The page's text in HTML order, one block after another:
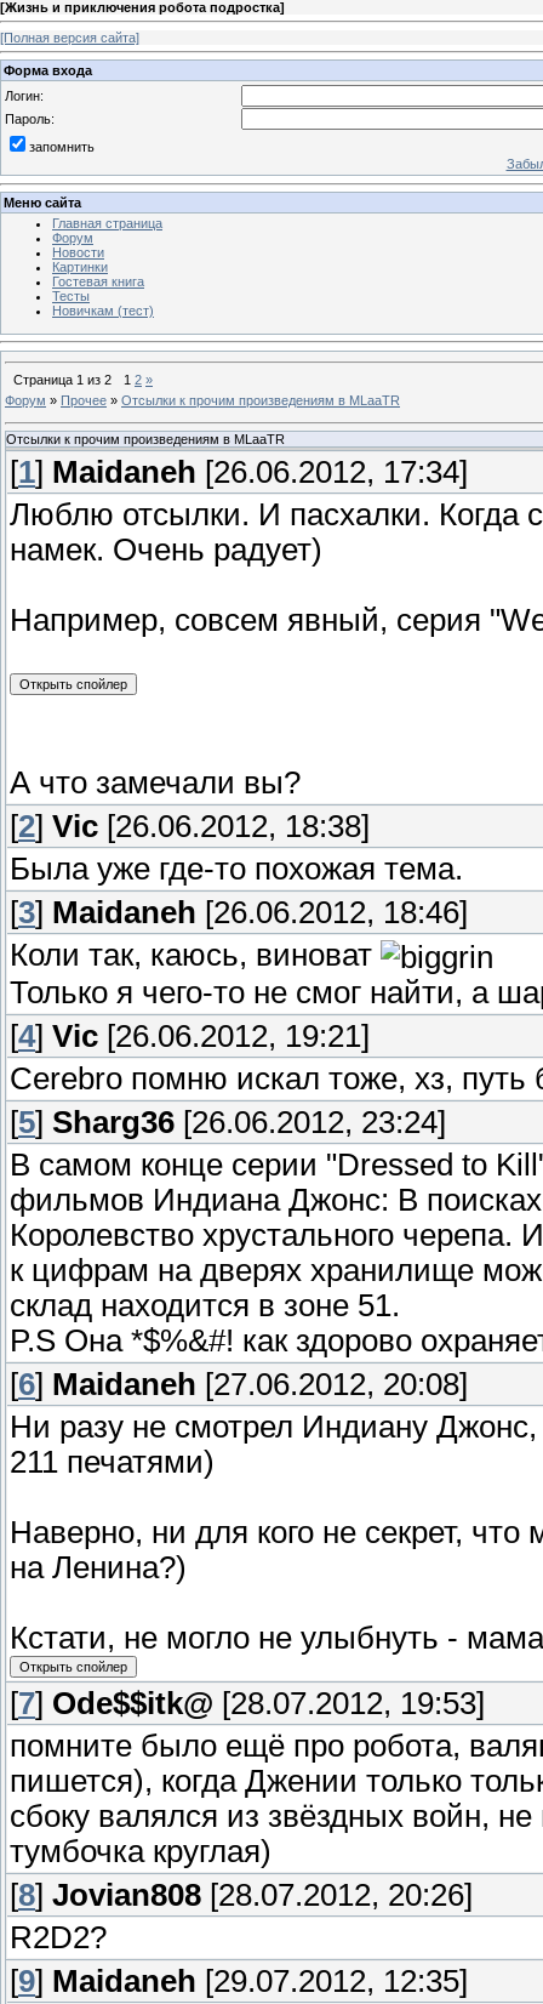
[Жизнь и приключения робота подростка]
[Полная версия сайта]
Форма входа
Логин:
Пароль:
запомнить
Меню сайта
Главная страница
Форум
Новости
Картинки
Гостевая книга
Тесты
Новичкам (тест)
Страница 1 из 2 1 2 »
Форум » Прочее » Отсылки к прочим произведениям в MLaaTR
Отсылки к прочим произведениям в MLaaTR
[1] Maidaneh [26.06.2012, 17:34]
Люблю отсылки. И пасхалки.
намек. Очень радует)
Например, совсем явный, серия
А что замечали вы?
[2] Vic [26.06.2012, 18:38]
Была уже где-то похожая тема.
[3] Maidaneh [26.06.2012, 18:46]
Коли так, каюсь, виноват
Только я чего-то не смог найти, а
[4] Vic [26.06.2012, 19:21]
Cerebro помню искал тоже, хз, путь
[5] Sharg36 [26.06.2012, 23:24]
В самом конце серии "Dressed to
фильмов Индиана Джонс: В поисках
Королевство хрустального
к цифрам на дверях хранилище
склад находится в зоне 51.
P.S Она *$%&#! как здорово
[6] Maidaneh [27.06.2012, 20:08]
Ни разу не смотрел Индиану
211 печатями)
Наверно, ни для кого не секрет,
на Ленина?)
Кстати, не могло не улыбнуть -
[7] Ode$$itk@ [28.07.2012, 19:53]
помните было ещё про робота,
пишется), когда Джении только
сбоку валялся из звёздных войн,
тумбочка круглая)
[8] Jovian808 [28.07.2012, 20:26]
R2D2?
[9] Maidaneh [29.07.2012, 12:35]